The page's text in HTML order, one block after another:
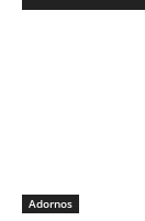
Adornos